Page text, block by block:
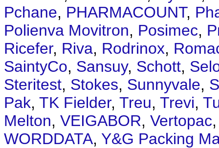
Pchane, PHARMACOUNT,
Polienva Movitron, Posimec,
Ricefer, Riva, Rodrinox,
SaintyCo, Sansuy, Schott,
Steritest, Stokes, Sunnyvale,
Pak, TK Fielder, Treu, Trevi,
Melton, VEIGABOR, Vertopac
WORDDATA, Y&G Packing